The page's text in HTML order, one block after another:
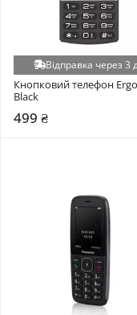
Відправка через 3
Кнопковий телефон
Black
499 ₴